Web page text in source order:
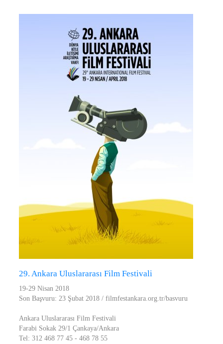
29. Ankara Uluslararası Film Festivali
19-29 Nisan 2018
Son Başvuru: 23 Şubat 2018 / filmfestankara.org.tr/basvuru
Ankara Uluslararası Film Festivali
Farabi Sokak 29/1 Çankaya/Ankara
Tel: 312 468 77 45 - 468 78 55